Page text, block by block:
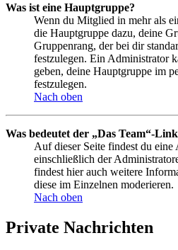
Was ist eine Hauptgruppe?
Wenn du Mitglied in mehr als
die Hauptgruppe dazu, deine
Gruppenrang, der bei dir
festzulegen. Ein Administrator
geben, deine Hauptgruppe im
festzulegen.
Nach oben
Was bedeutet der „Das Team“-
Auf dieser Seite findest du eine
einschließlich der
findest hier auch weitere
diese im Einzelnen moderieren.
Nach oben
Private Nachrichten